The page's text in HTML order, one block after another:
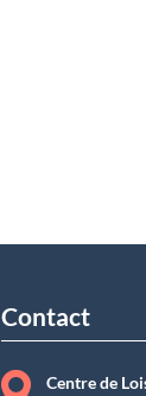
Contact
Centre de